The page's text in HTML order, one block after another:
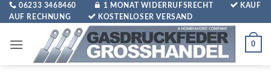
Zum
Inhalt
06233 3468460 1 MONAT WIDERRUFSRECHT
KAUF
AUF RECHNUNG
KOSTENLOSER VERSAND
0